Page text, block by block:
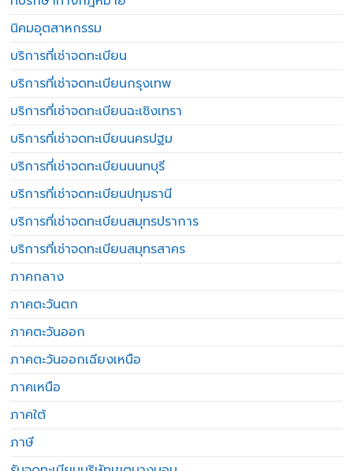
นิคมอุตสาหกรรม
บริการที่เช่าจดทะเบียน
บริการที่เช่าจดทะเบียนกรุงเทพ
บริการที่เช่าจดทะเบียนฉะเชิงเทรา
บริการที่เช่าจดทะเบียนนครปฐม
บริการที่เช่าจดทะเบียนนนทบุรี
บริการที่เช่าจดทะเบียนปทุมธานี
บริการที่เช่าจดทะเบียนสมุทรปราการ
บริการที่เช่าจดทะเบียนสมุทรสาคร
ภาคกลาง
ภาคตะวันตก
ภาคตะวันออก
ภาคตะวันออกเฉียงเหนือ
ภาคเหนือ
ภาคใต้
ภาษี